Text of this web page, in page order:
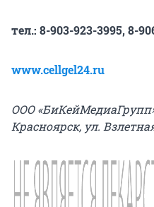
тел.: 8-903-923-3995, 8-
www.cellgel24.ru
ООО
Красноярск, ул.